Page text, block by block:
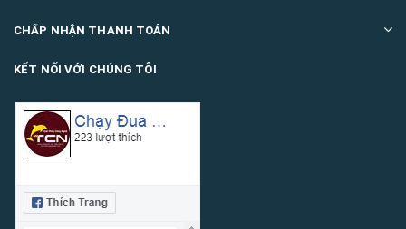
CHẤP NHẬN THANH TOÁN
KẾT NỐI VỚI CHÚNG TÔI